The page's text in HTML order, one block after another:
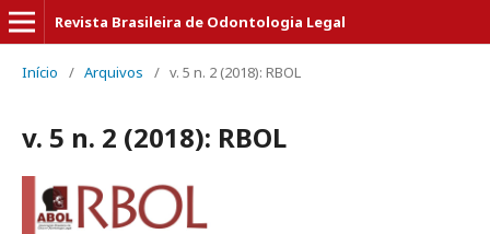
Revista Brasileira de Odontologia Legal
Início / Arquivos / v. 5 n. 2 (2018): RBOL
v. 5 n. 2 (2018): RBOL